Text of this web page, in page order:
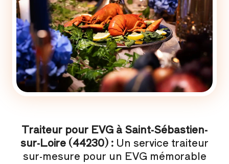
Traiteur pour EVG à Saint-Sébastien-
sur-Loire (44230) : Un service traiteur
sur-mesure pour un EVG mémorable